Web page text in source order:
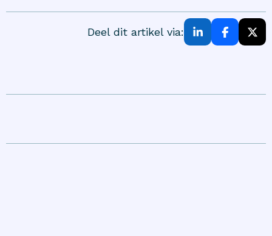
Deel dit artikel via: